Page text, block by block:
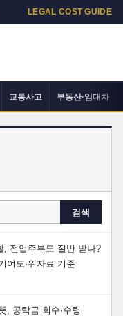
LEGAL COST GUIDE
교통사고 부동산·임대차
검색
, 전업주부도 절반 받나?
여도·위자료 기준
, 공탁금 회수·수령